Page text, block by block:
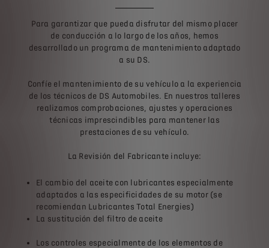
Para garantizar que pueda disfrutar del mismo placer
de conducción a lo largo de los años, hemos
desarrollado un programa de mantenimiento adaptado
a su DS.
Confíe el mantenimiento de su vehículo a la experiencia
de los técnicos de DS Automobiles. En nuestros talleres
realizamos comprobaciones, ajustes y operaciones
técnicas imprescindibles para mantener las
prestaciones de su vehículo.
La Revisión del Fabricante incluye:
El cambio del aceite con lubricantes especialmente
adaptados a las especificidades de su motor (se
recomiendan Lubricantes Total Energies)
La sustitución del filtro de aceite
Los controles especialmente de los elementos de